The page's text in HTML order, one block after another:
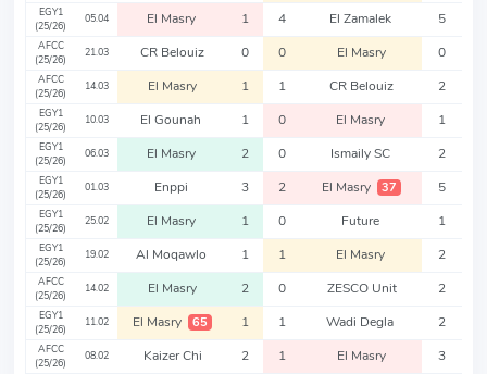
EGY1
(25/26)
05.04 El Masry 1 4 El Zamalek 5
AFCC
(25/26)
21.03 CR Belouiz 0 0 El Masry 0
AFCC
(25/26)
14.03 El Masry 1 1 CR Belouiz 2
EGY1
(25/26)
10.03 El Gounah 1 0 El Masry 1
EGY1
(25/26)
06.03 El Masry 2 0 Ismaily SC 2
EGY1
(25/26)
01.03 Enppi 3 2 El Masry 37 5
EGY1
(25/26)
25.02 El Masry 1 0 Future 1
EGY1
(25/26)
19.02 Al Moqawlo 1 1 El Masry 2
AFCC
(25/26)
14.02 El Masry 2 0 ZESCO Unit 2
EGY1
(25/26)
11.02 El Masry 65 1 1 Wadi Degla 2
AFCC
(25/26)
08.02 Kaizer Chi 2 1 El Masry 3